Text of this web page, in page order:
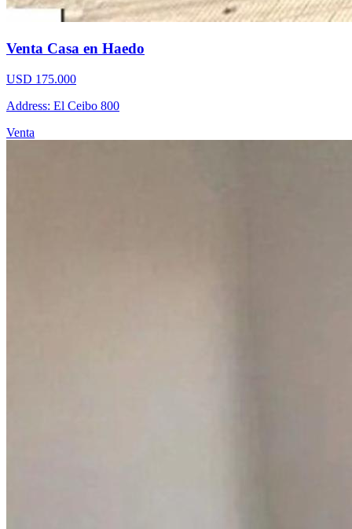
Venta Casa en Haedo
USD 175.000
Address: El Ceibo 800
Venta